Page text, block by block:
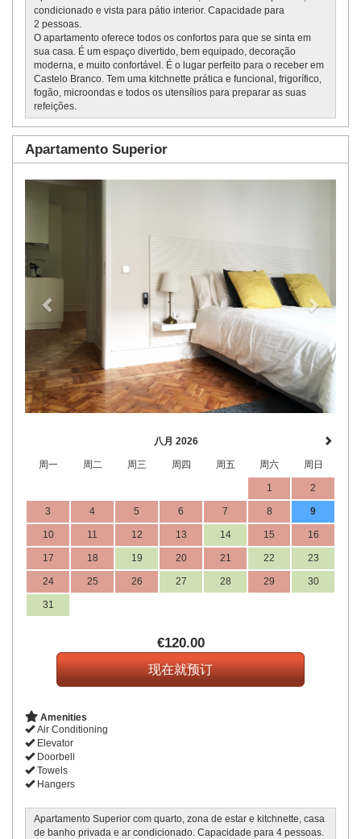
condicionado e vista para pátio interior. Capacidade para
2 pessoas.
O apartamento oferece todos os confortos para que se sinta em
sua casa. É um espaço divertido, bem equipado, decoração
moderna, e muito confortável. É o lugar perfeito para o receber em
Castelo Branco. Tem uma kitchnette prática e funcional, frigorífico,
fogão, microondas e todos os utensílios para preparar as suas
refeições.
Apartamento Superior
八月 2026
周一 周二 周三 周四 周五 周六 周日
1 2
3 4 5 6 7 8 9
10 11 12 13 14 15 16
17 18 19 20 21 22 23
24 25 26 27 28 29 30
31
€120.00
Amenities
Air Conditioning
Elevator
Doorbell
Towels
Hangers
Apartamento Superior com quarto, zona de estar e kitchnette, casa
de banho privada e ar condicionado. Capacidade para 4 pessoas.